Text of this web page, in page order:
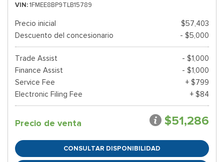
VIN 1FMEE8BP9TLB15789
Precio inicial
$57,403
Descuento del concesionario
- $5,000
Trade Assist
- $1,000
Finance Assist
- $1,000
Service Fee
+ $799
Electronic Filing Fee
+ $84
Precio de venta $51,286
CONSULTAR DISPONIBILIDAD